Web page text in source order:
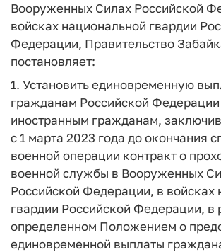
Вооруженных Силах Российской
войсках национальной гвардии
Федерации, Правительство
постановляет:
1. Установить единовременную
гражданам Российской Федерации
иностранным гражданам,
с 1 марта 2023 года до окончания
военной операции контракт о
военной службы в Вооруженных
Российской Федерации, в войсках
гвардии Российской Федерации, в
определенном Положением о
единовременной выплаты